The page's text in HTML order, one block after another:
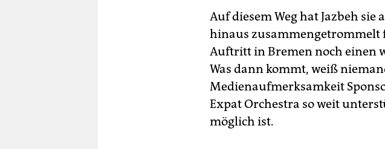
Auf diesem Weg hat Jazbeh
hinaus zusammengetrommelt
Auftritt in Bremen noch einen
Was dann kommt, weiß
Medienaufmerksamkeit
Expat Orchestra so weit
möglich ist.